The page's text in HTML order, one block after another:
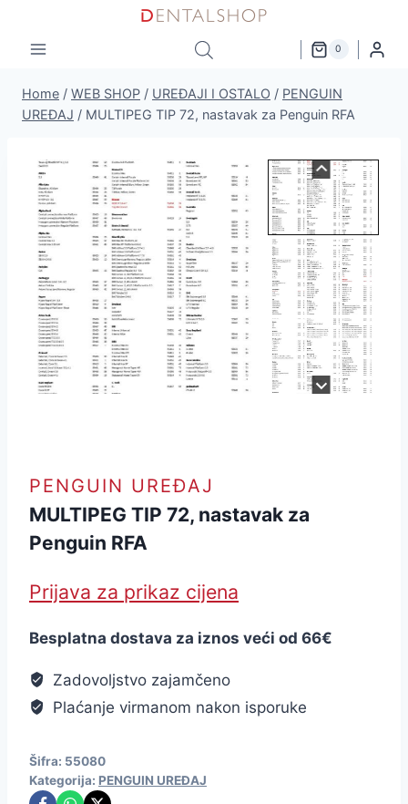
content
0
Home / WEB SHOP / UREĐAJI I OSTALO / PENGUIN
UREĐAJ / MULTIPEG TIP 72, nastavak za Penguin RFA
PENGUIN UREĐAJ
MULTIPEG TIP 72, nastavak za
Penguin RFA
Prijava za prikaz cijena
Besplatna dostava za iznos veći od 66€
Zadovoljstvo zajamčeno
Plaćanje virmanom nakon isporuke
Šifra: 55080
Kategorija: PENGUIN UREĐAJ